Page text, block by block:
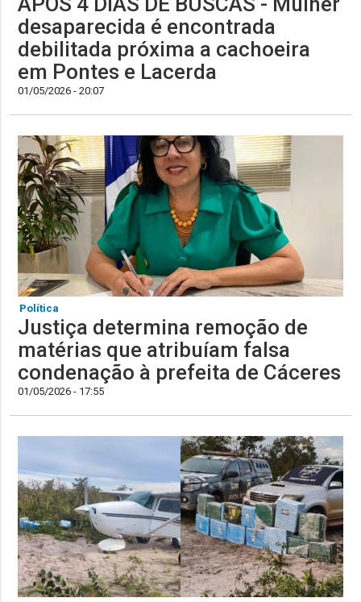
desaparecida é encontrada
debilitada próxima a cachoeira
em Pontes e Lacerda
01/05/2026 - 20:07
Política
Justiça determina remoção de
matérias que atribuíam falsa
condenação à prefeita de Cáceres
01/05/2026 - 17:55